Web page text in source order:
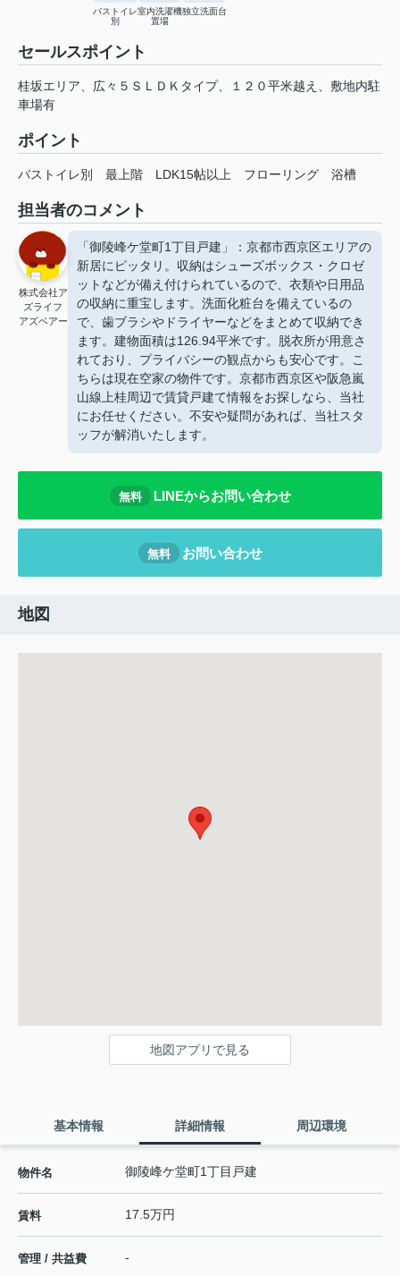
バストイレ
別
室内洗濯機
置場
独立洗面台
セールスポイント
桂坂エリア、広々５ＳＬＤＫタイプ、１２０平米越え、敷地内駐
車場有
ポイント
バストイレ別 最上階 LDK15帖以上 フローリング 浴槽
担当者のコメント
株式会社ア
ズライフ
アズベアー
「御陵峰ケ堂町1丁目戸建」：京都市西京区エリアの
新居にピッタリ。収納はシューズボックス・クロゼ
ットなどが備え付けられているので、衣類や日用品
の収納に重宝します。洗面化粧台を備えているの
で、歯ブラシやドライヤーなどをまとめて収納でき
ます。建物面積は126.94平米です。脱衣所が用意さ
れており、プライバシーの観点からも安心です。こ
ちらは現在空家の物件です。京都市西京区や阪急嵐
山線上桂周辺で賃貸戸建て情報をお探しなら、当社
にお任せください。不安や疑問があれば、当社スタ
ッフが解消いたします。
無料 LINEからお問い合わせ
無料 お問い合わせ
地図
地図アプリで見る
基本情報 詳細情報 周辺環境
物件名 御陵峰ケ堂町1丁目戸建
賃料 17.5万円
管理 / 共益費 -